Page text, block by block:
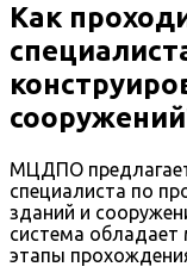
Как
МЦДПО
специалиста по
зданий и
система
этапы